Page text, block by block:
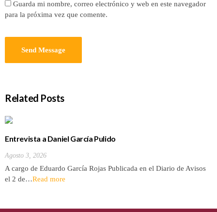
Guarda mi nombre, correo electrónico y web en este navegador
para la próxima vez que comente.
Related Posts
Entrevista a Daniel García Pulido
Agosto 3, 2026
A cargo de Eduardo García Rojas Publicada en el Diario de Avisos
el 2 de…Read more